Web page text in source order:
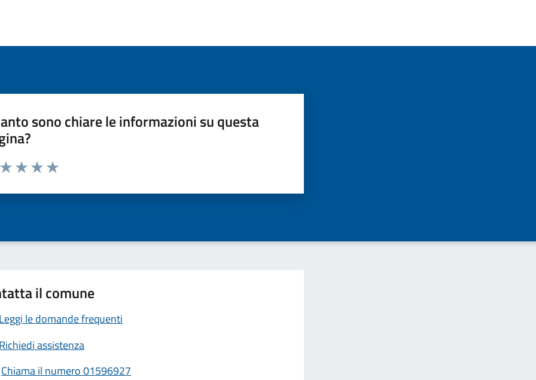
sono chiare le informazioni su questa
da 1 a 5 stelle la pagina
il comune
Leggi le domande frequenti
Richiedi assistenza
Chiama il numero 01596927